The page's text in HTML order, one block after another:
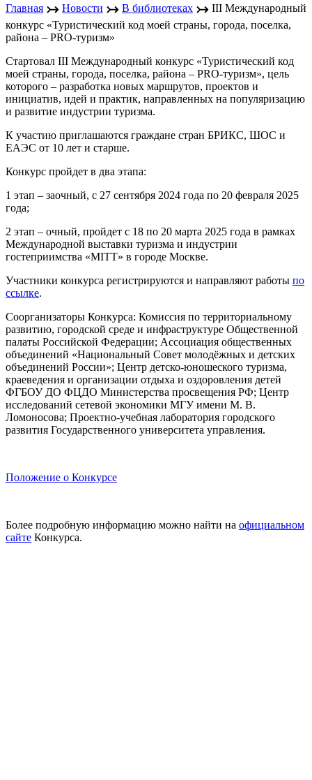
Главная ↣ Новости ↣ В библиотеках ↣ III Международный
конкурс «Туристический код моей страны, города, поселка,
района – PRO-туризм»
Стартовал III Международный конкурс «Туристический код
моей страны, города, поселка, района – PRO-туризм», цель
которого – разработка новых маршрутов, проектов и
инициатив, идей и практик, направленных на популяризацию
и развитие индустрии туризма.
К участию приглашаются граждане стран БРИКС, ШОС и
ЕАЭС от 10 лет и старше.
Конкурс пройдет в два этапа:
1 этап – заочный, с 27 сентября 2024 года по 20 февраля 2025
года;
2 этап – очный, пройдет с 18 по 20 марта 2025 года в рамках
Международной выставки туризма и индустрии
гостеприимства «MITT» в городе Москве.
Участники конкурса регистрируются и направляют работы по
ссылке.
Соорганизаторы Конкурса: Комиссия по территориальному
развитию, городской среде и инфраструктуре Общественной
палаты Российской Федерации; Ассоциация общественных
объединений «Национальный Совет молодёжных и детских
объединений России»; Центр детско-юношеского туризма,
краеведения и организации отдыха и оздоровления детей
ФГБОУ ДО ФЦДО Министерства просвещения РФ; Центр
исследований сетевой экономики МГУ имени М. В.
Ломоносова; Проектно-учебная лаборатория городского
развития Государственного университета управления.
Положение о Конкурсе
Более подробную информацию можно найти на официальном
сайте Конкурса.